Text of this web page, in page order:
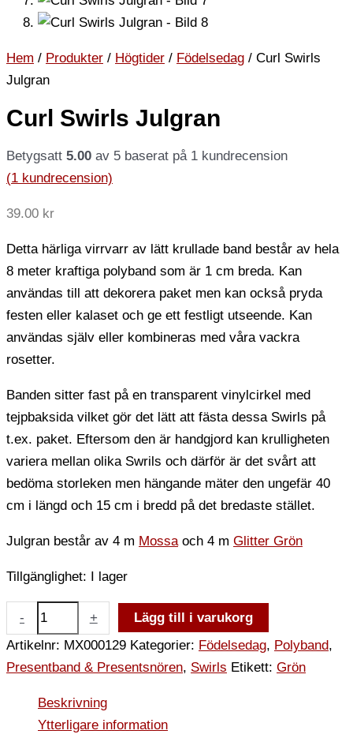
Hem / Produkter / Högtider / Födelsedag / Curl Swirls
Julgran
Curl Swirls Julgran
Betygsatt 5.00 av 5 baserat på 1 kundrecension
(1 kundrecension)
39.00 kr
Detta härliga virrvarr av lätt krullade band består av hela
8 meter kraftiga polyband som är 1 cm breda. Kan
användas till att dekorera paket men kan också pryda
festen eller kalaset och ge ett festligt utseende. Kan
användas själv eller kombineras med våra vackra
rosetter.
Banden sitter fast på en transparent vinylcirkel med
tejpbaksida vilket gör det lätt att fästa dessa Swirls på
t.ex. paket. Eftersom den är handgjord kan krulligheten
variera mellan olika Swrils och därför är det svårt att
bedöma storleken men hängande mäter den ungefär 40
cm i längd och 15 cm i bredd på det bredaste stället.
Julgran består av 4 m Mossaoch 4 m Glitter Grön
Tillgänglighet: I lager
- +
Lägg till i varukorg
Artikelnr: MX000129 Kategorier: Födelsedag, Polyband,
Presentband & Presentsnören, Swirls Etikett: Grön
Beskrivning
Ytterligare information